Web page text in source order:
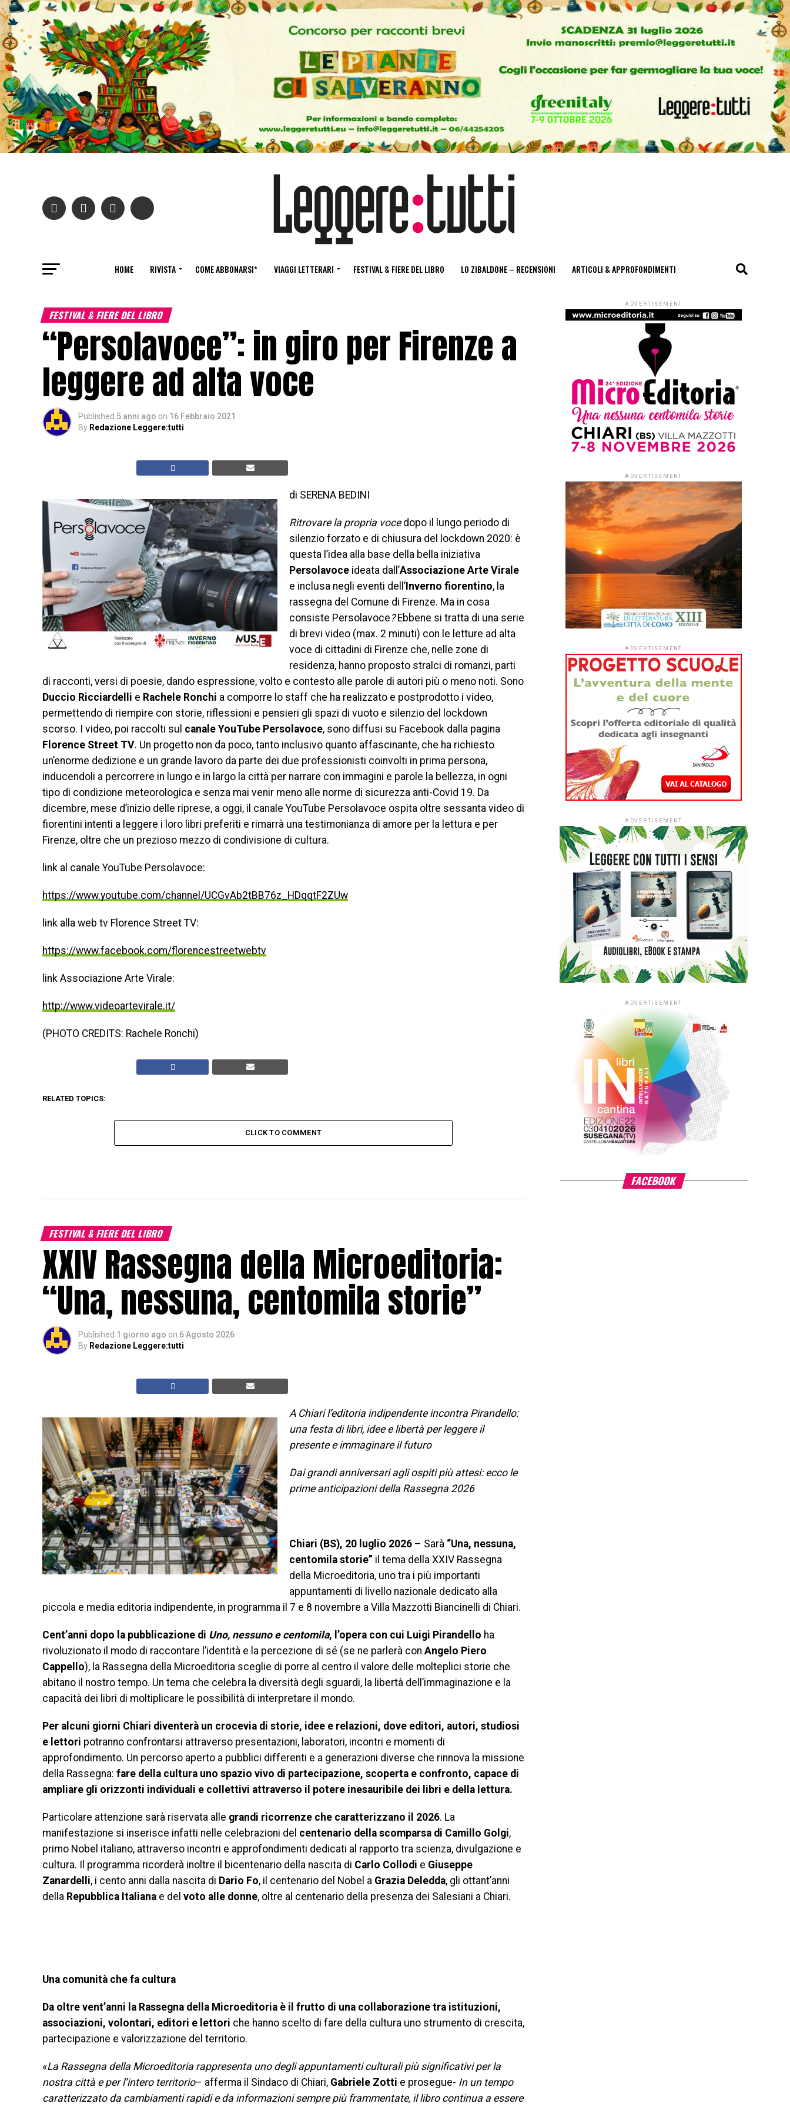
HOME RIVISTA COME ABBONARSI* VIAGGI LETTERARI FESTIVAL & FIERE DEL LIBRO LO ZIBALDONE – RECENSIONI ARTICOLI & APPROFONDIMENTI
FESTIVAL & FIERE DEL LIBRO
“Persolavoce”: in giro per Firenze a
leggere ad alta voce
Published 5 anni ago on 16 Febbraio 2021
By Redazione Leggere:tutti
di SERENA BEDINI
Ritrovare la propria vocedopo il lungo periodo di
silenzio forzato e di chiusura del lockdown 2020: è
questa l’idea alla base della bella iniziativa
Persolavoce ideata dall’Associazione Arte Virale
e inclusa negli eventi dell’ Inverno fiorentino, la
rassegna del Comune di Firenze. Ma in cosa
consiste Persolavoce ? Ebbene si tratta di una serie
di brevi video (max. 2 minuti) con le letture ad alta
voce di cittadini di Firenze che, nelle zone di
residenza, hanno proposto stralci di romanzi, parti
di racconti, versi di poesie, dando espressione, volto e contesto alle parole di autori più o meno noti. Sono
Duccio Ricciardelli e Rachele Ronchi a comporre lo staff che ha realizzato e postprodotto i video,
permettendo di riempire con storie, riflessioni e pensieri gli spazi di vuoto e silenzio del lockdown
scorso. I video, poi raccolti sul canale YouTube Persolavoce, sono diffusi su Facebook dalla pagina
Florence Street TV. Un progetto non da poco, tanto inclusivo quanto affascinante, che ha richiesto
un’enorme dedizione e un grande lavoro da parte dei due professionisti coinvolti in prima persona,
inducendoli a percorrere in lungo e in largo la città per narrare con immagini e parole la bellezza, in ogni
tipo di condizione meteorologica e senza mai venir meno alle norme di sicurezza anti-Covid 19. Da
dicembre, mese d’inizio delle riprese, a oggi, il canale YouTube Persolavoce ospita oltre sessanta video di
fiorentini intenti a leggere i loro libri preferiti e rimarrà una testimonianza di amore per la lettura e per
Firenze, oltre che un prezioso mezzo di condivisione di cultura.
link al canale YouTube Persolavoce:
https://www.youtube.com/channel/UCGvAb2tBB76z_HDqqtF2ZUw
link alla web tv Florence Street TV:
https://www.facebook.com/florencestreetwebtv
link Associazione Arte Virale:
http://www.videoartevirale.it/
(PHOTO CREDITS: Rachele Ronchi)
RELATED TOPICS:
CLICK TO COMMENT
FESTIVAL & FIERE DEL LIBRO
XXIV Rassegna della Microeditoria:
“Una, nessuna, centomila storie”
Published 1 giorno ago on 6 Agosto 2026
By Redazione Leggere:tutti
A Chiari l’editoria indipendente incontra Pirandello:
una festa di libri, idee e libertà per leggere il
presente e immaginare il futuro
Dai grandi anniversari agli ospiti più attesi: ecco le
prime anticipazioni della Rassegna 2026
Chiari (BS), 20 luglio 2026 – Sarà “Una, nessuna,
centomila storie” il tema della XXIV Rassegna
della Microeditoria, uno tra i più importanti
appuntamenti di livello nazionale dedicato alla
piccola e media editoria indipendente, in programma il 7 e 8 novembre a Villa Mazzotti Biancinelli di Chiari.
Cent’anni dopo la pubblicazione di Uno, nessuno e centomila, l’opera con cui Luigi Pirandello ha
rivoluzionato il modo di raccontare l’identità e la percezione di sé (se ne parlerà con Angelo Piero
Cappello), la Rassegna della Microeditoria sceglie di porre al centro il valore delle molteplici storie che
abitano il nostro tempo. Un tema che celebra la diversità degli sguardi, la libertà dell’immaginazione e la
capacità dei libri di moltiplicare le possibilità di interpretare il mondo.
Per alcuni giorni Chiari diventerà un crocevia di storie, idee e relazioni, dove editori, autori, studiosi
e lettori potranno confrontarsi attraverso presentazioni, laboratori, incontri e momenti di
approfondimento. Un percorso aperto a pubblici differenti e a generazioni diverse che rinnova la missione
della Rassegna: fare della cultura uno spazio vivo di partecipazione, scoperta e confronto, capace di
ampliare gli orizzonti individuali e collettivi attraverso il potere inesauribile dei libri e della lettura.
Particolare attenzione sarà riservata alle grandi ricorrenze che caratterizzano il 2026. La
manifestazione si inserisce infatti nelle celebrazioni del centenario della scomparsa di Camillo Golgi,
primo Nobel italiano, attraverso incontri e approfondimenti dedicati al rapporto tra scienza, divulgazione e
cultura. Il programma ricorderà inoltre il bicentenario della nascita di Carlo Collodi e Giuseppe
Zanardelli, i cento anni dalla nascita di Dario Fo, il centenario del Nobel a Grazia Deledda, gli ottant’anni
della Repubblica Italiana e del voto alle donne, oltre al centenario della presenza dei Salesiani a Chiari.
Una comunità che fa cultura
Da oltre vent’anni la Rassegna della Microeditoria è il frutto di una collaborazione tra istituzioni,
associazioni, volontari, editori e lettori che hanno scelto di fare della cultura uno strumento di crescita,
partecipazione e valorizzazione del territorio.
«La Rassegna della Microeditoria rappresenta uno degli appuntamenti culturali più significativi per la
nostra città e per l’intero territorio– afferma il Sindaco di Chiari, Gabriele Zotti e prosegue- In un tempo
caratterizzato da cambiamenti rapidi e da informazioni sempre più frammentate, il libro continua a essere
ADVERTISEMENT
ADVERTISEMENT
ADVERTISEMENT
ADVERTISEMENT
ADVERTISEMENT
FACEBOOK